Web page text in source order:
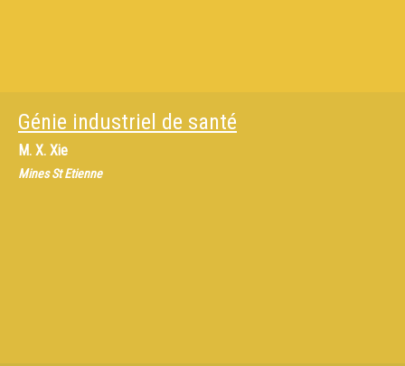
Génie industriel de santé
M. X. Xie
Mines St Etienne